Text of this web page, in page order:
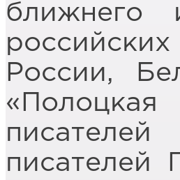
ближнего
России,
писателей